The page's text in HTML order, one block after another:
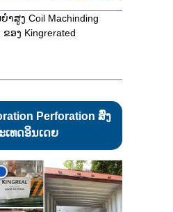
ສູງ Coil Machinding
ຂອງ Kingrerated
Perforation ສົ່ງ
ເທດອິນເດຍ